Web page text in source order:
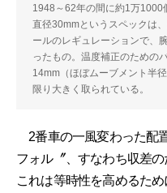
1948～62年の間に約1万1000
直径30mmというスペックは
ールのレギュレーションで、
ったもの。温度補正のための
14mm（ほぼムーブメント半
限り大きく取られている。
2番車の一風変わった配
フォル〞、すなわち収差
これは等時性を高めるた